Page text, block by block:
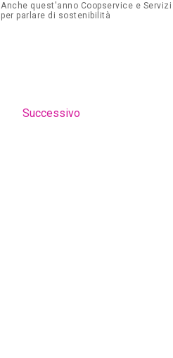
Anche quest'anno Coopservice e
per parlare di sostenibilità
Successivo